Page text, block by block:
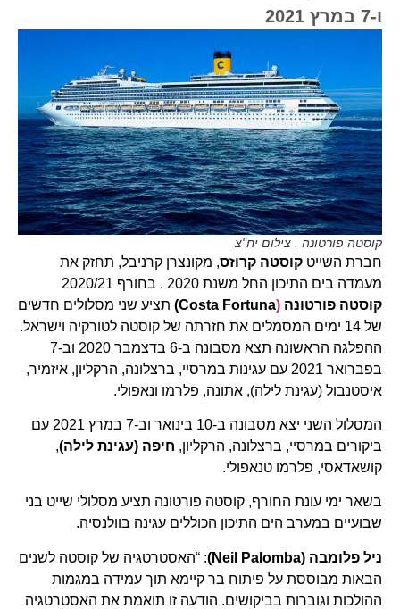
קוסטה פורטונה . צילום יח"צ
חברת השייטקוסטה קרוזס, מקונצרן קרניבל, תחזק את
מעמדה בים התיכון החל משנת 2020 . בחורף 2020/21
קוסטה פורטונה(
Costa Fortuna
)תציע שני מסלולים חדשים
של 14 ימים המסמלים את חזרתה של קוסטה לטורקיה וישראל.
ההפלגה הראשונה תצא מסבונה ב-6 בדצמבר 2020 וב-7
בפברואר 2021 עם עגינות במרסיי, ברצלונה, הרקליון, איזמיר,
איסטנבול (עגינת לילה), אתונה, פלרמו ונאפולי.
המסלול השני יצא מסבונה ב-10 בינואר וב-7 במרץ 2021 עם
ביקורים במרסיי, ברצלונה, הרקליון,חיפה (עגינת לילה),
קושאדאסי, פלרמו טנאפולי.
בשאר ימי עונת החורף, קוסטה פורטונה תציע מסלולי שייט בני
שבועיים במערב הים התיכון הכוללים עגינה בוולנסיה.
ניל פלומבה (Neil Palomba)
: “האסטרטגיה של קוסטה לשנים
הבאות מבוססת על פיתוח בר קיימא תוך עמידה במגמות
ההולכות וגוברות בביקושים. הודעה זו תואמת את האסטרטגיה